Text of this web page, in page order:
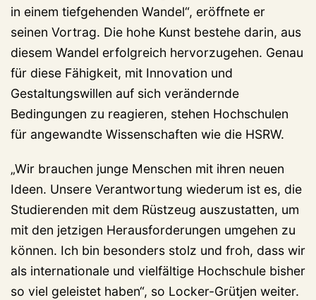
in einem tiefgehenden Wandel“, eröffnete er
seinen Vortrag. Die hohe Kunst bestehe darin, aus
diesem Wandel erfolgreich hervorzugehen. Genau
für diese Fähigkeit, mit Innovation und
Gestaltungswillen auf sich verändernde
Bedingungen zu reagieren, stehen Hochschulen
für angewandte Wissenschaften wie die HSRW.
„Wir brauchen junge Menschen mit ihren neuen
Ideen. Unsere Verantwortung wiederum ist es, die
Studierenden mit dem Rüstzeug auszustatten, um
mit den jetzigen Herausforderungen umgehen zu
können. Ich bin besonders stolz und froh, dass wir
als internationale und vielfältige Hochschule bisher
so viel geleistet haben“, so Locker-Grütjen weiter.